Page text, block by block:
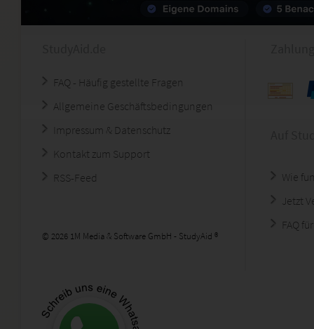
FAQ - Häufig gestellte Fragen
Allgemeine Geschäftsbedingungen
Impressum & Datenschutz
Kontakt zum Support
RSS-Feed
© 2026 1M Media & Software GmbH - StudyAid ®
Wie
Jetzt
FAQ